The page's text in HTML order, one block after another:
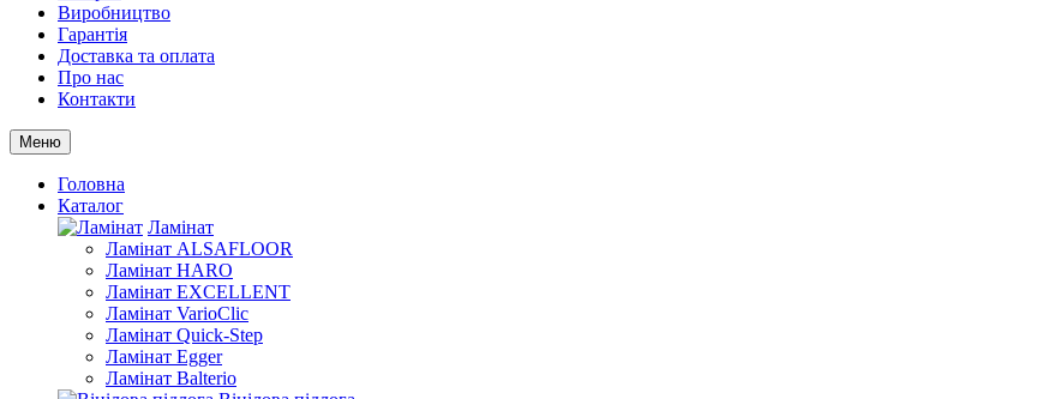
Виробництво
Гарантія
Доставка та оплата
Про нас
Контакти
Меню
Головна
Каталог
Ламінат
Ламінат ALSAFLOOR
Ламінат HARO
Ламінат EXCELLENT
Ламінат VarioClic
Ламінат Quick-Step
Ламінат Egger
Ламінат Balterio